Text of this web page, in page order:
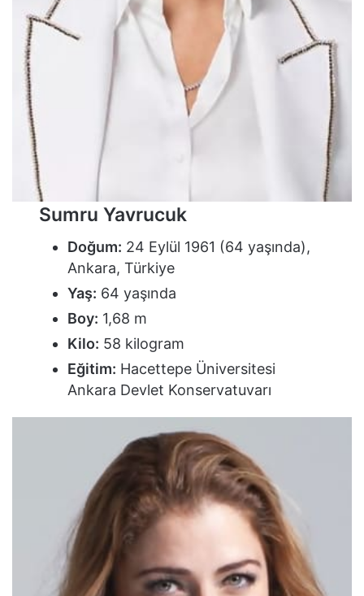
Sumru Yavrucuk
Doğum: 24 Eylül 1961 (64 yaşında),
Ankara, Türkiye
Yaş: 64 yaşında
Boy: 1,68 m
Kilo: 58 kilogram
Eğitim: Hacettepe Üniversitesi
Ankara Devlet Konservatuvarı